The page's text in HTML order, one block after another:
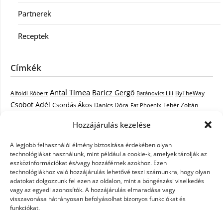
Hozzájárulás kezelése
A legjobb felhasználói élmény biztosítása érdekében olyan
technológiákat használunk, mint például a cookie-k, amelyek tárolják az
eszközinformációkat és/vagy hozzáférnek azokhoz. Ezen
technológiákhoz való hozzájárulás lehetővé teszi számunkra, hogy olyan
adatokat dolgozzunk fel ezen az oldalon, mint a böngészési viselkedés
vagy az egyedi azonosítók. A hozzájárulás elmaradása vagy
visszavonása hátrányosan befolyásolhat bizonyos funkciókat és
funkciókat.
Partnerek
Receptek
Címkék
Alföldi Róbert Antal Tímea Baricz Gergő Batánovics Lili ByTheWay
Csobot Adél Csordás Ákos Danics Dóra Fat Phoenix Fehér Zoltán
Kovács László Stone
Krasznai Tünde Like LiL C. Malek Miklós mentor Muri Enikő
Nagy Feró Oláh Gergő Péterffy Lili Rocktenors RTL Klub
Cowell Szabó Dávid Szabó Ádám Szikora Róbert Takács Nikolas
Tarány Tamás Tóth Gabi Vastag Csaba Vastag Tamás
Kati X-factor X-FaktorX-Faktor videók